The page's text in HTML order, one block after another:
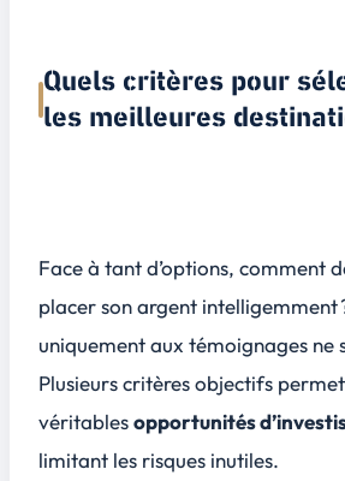
Quels critères pour
les meilleures
Face à tant d’options, comment
placer son argent intelligemment
uniquement aux témoignages ne
Plusieurs critères objectifs
véritablesopportunités
limitant les risques inutiles.